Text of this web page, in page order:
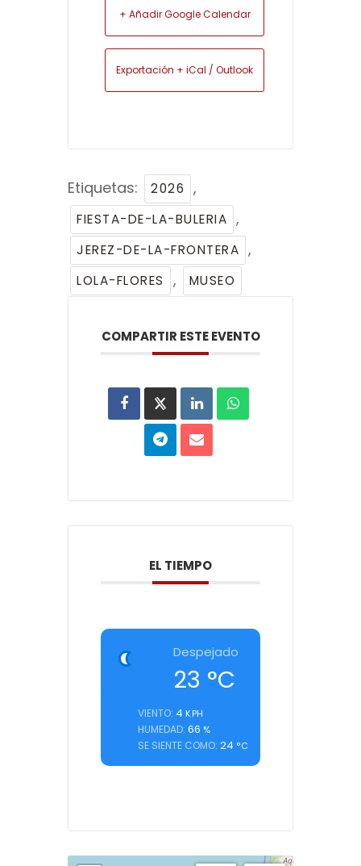
+ Añadir Google Calendar
Exportación + iCal / Outlook
Etiquetas: 2026 ,
FIESTA-DE-LA-BULERIA ,
JEREZ-DE-LA-FRONTERA ,
LOLA-FLORES , MUSEO
COMPARTIR ESTE EVENTO
EL TIEMPO
Despejado
23 °C
VIENTO: 4 KPH
HUMEDAD: 66 %
SE SIENTE COMO: 24 °C